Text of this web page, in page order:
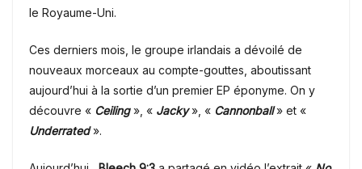
le Royaume-Uni.
Ces derniers mois, le groupe irlandais a dévoilé de
nouveaux morceaux au compte-gouttes, aboutissant
aujourd’hui à la sortie d’un premier EP éponyme. On y
découvre « Ceiling», « Jacky », « Cannonball» et «
Underrated».